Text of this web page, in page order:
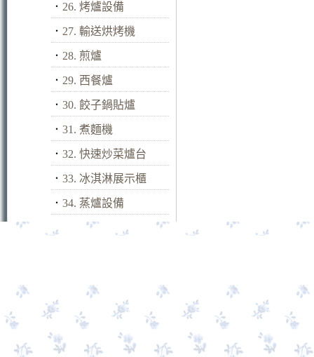
． 26. 烤爐設備
． 27. 輸送烘烤機
． 28. 煎爐
． 29. 西餐爐
． 30. 餃子鍋貼爐
． 31. 煮麵機
． 32. 快速炒菜爐台
． 33. 冰淇淋展示櫃
． 34. 蒸爐設備